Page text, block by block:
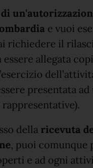
e vuoi
richiedere il
allegata
presentata
della ricevuta
, puoi comunque
e ad ogni